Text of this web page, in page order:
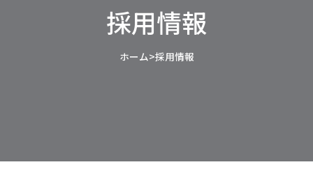
採用情報
ホーム>採用情報